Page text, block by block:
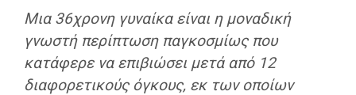
Μια 36χρονη γυναίκα είναι η μοναδική
γνωστή περίπτωση παγκοσμίως που
κατάφερε να επιβιώσει μετά από 12
διαφορετικούς όγκους, εκ των οποίων